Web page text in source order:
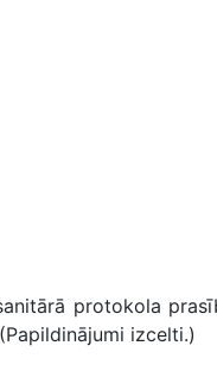
protokola
izcelti.)